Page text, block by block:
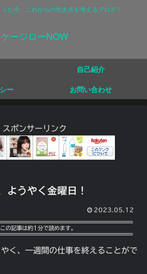
た今、これからの生き方を考えるブログ！
ケージローNOW
自己紹介
ー
お問い合わせ
スポンサーリンク
ようやく金曜日！
2023.05.12
この記事は約1分で読めます。
く、一週間の仕事を終えることがで